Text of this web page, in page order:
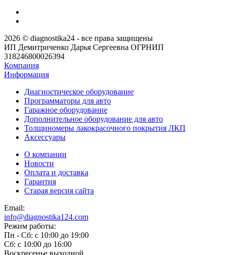
2026 © diagnostika24 - все права защищены
ИП Демитриченко Дарья Сергеевна ОГРНИП
318246800026394
Компания
Информация
Диагностическое оборудование
Программаторы для авто
Гаражное оборудование
Дополнительное оборудование для авто
Толщиномеры лакокрасочного покрытия ЛКП
Аксессуары
О компании
Новости
Оплата и доставка
Гарантия
Старая версия сайта
Email:
info@diagnostika124.com
Режим работы:
Пн - Сб: c 10:00 до 19:00
Сб: c 10:00 до 16:00